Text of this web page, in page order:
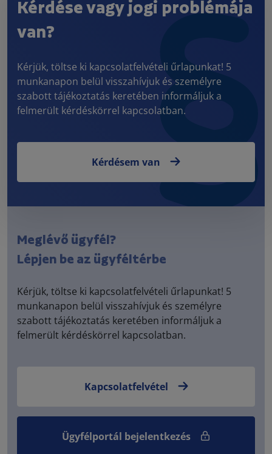
Kérdése vagy jogi problémája
van?
Kérjük, töltse ki kapcsolatfelvételi űrlapunkat! 5
munkanapon belül visszahívjuk és személyre
szabott tájékoztatás keretében informáljuk a
felmerült kérdéskörrel kapcsolatban.
Kérdésem van
Meglévő ügyfél?
Lépjen be az ügyféltérbe
Kérjük, töltse ki kapcsolatfelvételi űrlapunkat! 5
munkanapon belül visszahívjuk és személyre
szabott tájékoztatás keretében informáljuk a
felmerült kérdéskörrel kapcsolatban.
Kapcsolatfelvétel
Ügyfélportál bejelentkezés